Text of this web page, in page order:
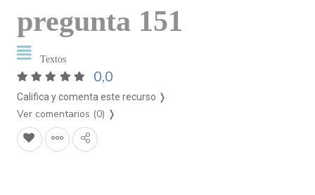
pregunta 151
Textos
0,0
Califica y comenta este recurso ❭
Ver comentarios (0) ❭